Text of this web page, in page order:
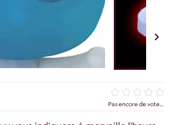

Pas encore de vote...